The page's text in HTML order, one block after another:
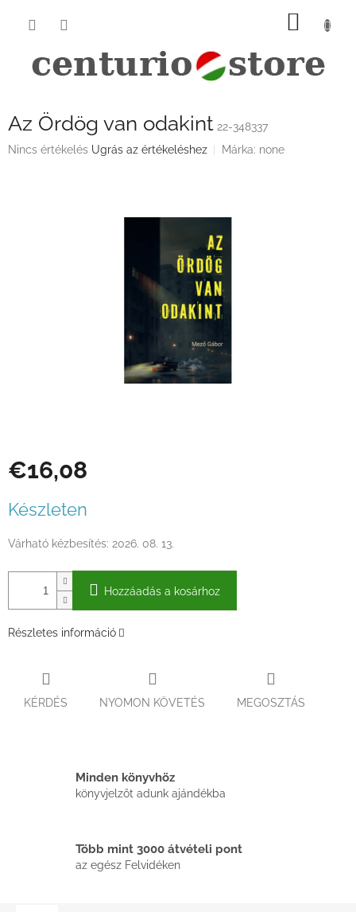
KOSÁR
Az Ördög van odakint 22-348337
A
Nincs értékelés Ugrás az értékeléshez Márka: none
€16,08
Készleten
Várható kézbesítés: 2026. 08. 13.
Hozzáadás a kosárhoz
Részletes információ
KÉRDÉS NYOMON KÖVETÉS MEGOSZTÁS
Minden könyvhöz
könyvjelzőt adunk ajándékba
Több mint 3000 átvételi pont
az egész Felvidéken